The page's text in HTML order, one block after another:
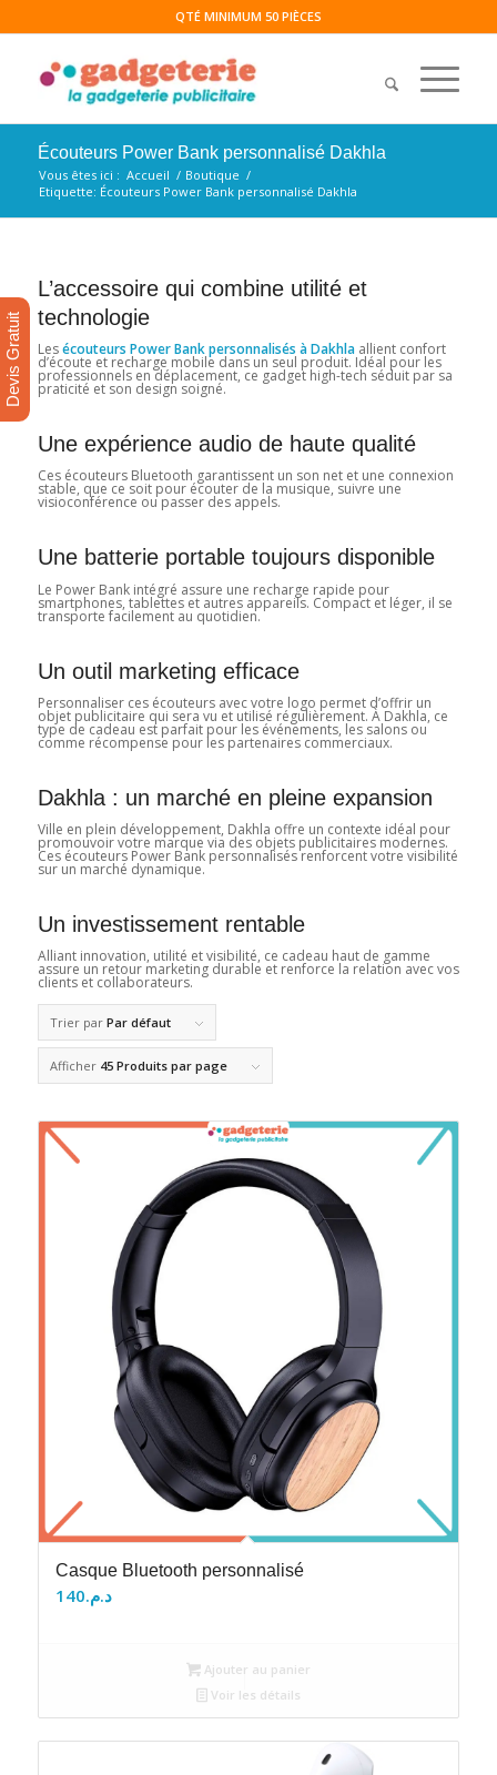
QTÉ MINIMUM 50 PIÈCES
Écouteurs Power Bank personnalisé Dakhla
Vous êtes ici : Accueil / Boutique /
Etiquette: Écouteurs Power Bank personnalisé Dakhla
L’accessoire qui combine utilité et
technologie
Lesécouteurs Power Bank personnalisés à Dakhlaallient confort
d’écoute et recharge mobile dans un seul produit. Idéal pour les
professionnels en déplacement, ce gadget high-tech séduit par sa
praticité et son design soigné.
Une expérience audio de haute qualité
Ces écouteurs Bluetooth garantissent un son net et une connexion
stable, que ce soit pour écouter de la musique, suivre une
visioconférence ou passer des appels.
Une batterie portable toujours disponible
Le Power Bank intégré assure une recharge rapide pour
smartphones, tablettes et autres appareils. Compact et léger, il se
transporte facilement au quotidien.
Un outil marketing efficace
Personnaliser ces écouteurs avec votre logo permet d’offrir un
objet publicitaire qui sera vu et utilisé régulièrement. À Dakhla, ce
type de cadeau est parfait pour les événements, les salons ou
comme récompense pour les partenaires commerciaux.
Dakhla : un marché en pleine expansion
Ville en plein développement, Dakhla offre un contexte idéal pour
promouvoir votre marque via des objets publicitaires modernes.
Ces écouteurs Power Bank personnalisés renforcent votre visibilité
sur un marché dynamique.
Un investissement rentable
Alliant innovation, utilité et visibilité, ce cadeau haut de gamme
assure un retour marketing durable et renforce la relation avec vos
clients et collaborateurs.
Trier par Par défaut
Afficher 45 Produits par page
Casque Bluetooth personnalisé
د.م.140
Ajouter au panier
Voir les détails
Devis Gratuit